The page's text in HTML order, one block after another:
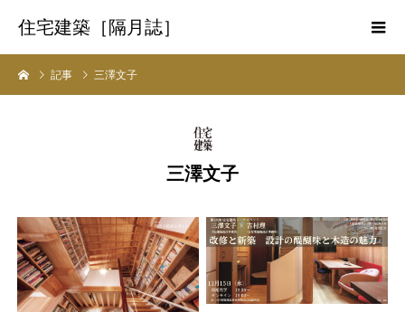
住宅建築［隔月誌］
記事 三澤文子
三澤文子